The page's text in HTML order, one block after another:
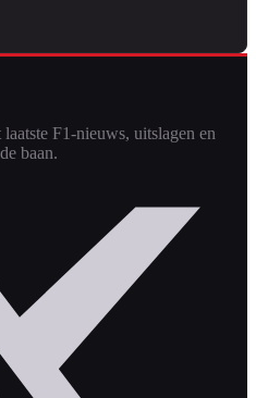
F1-nieuws, uitslagen en
baan.